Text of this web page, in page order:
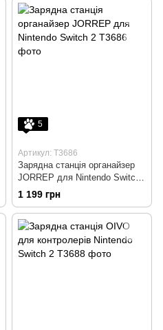
5
Артикул: T3686
Зарядна станція органайзер
JORREP для Nintendo Switch
2
1 199 грн